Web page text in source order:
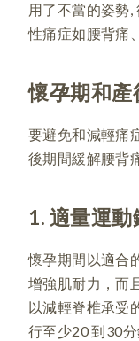
用了不當的姿勢,
性痛症如腰背痛
懷孕期和
要避免和減輕痛
後期間緩解腰背
1. 適量運
懷孕期間以適合
增強肌耐力，而
以減輕脊椎承受
行至少20 到30